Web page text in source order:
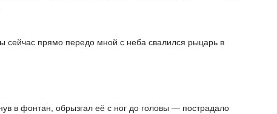
прямо передо мной с неба свалился рыцарь в
в фонтан, обрызгал её с ног до головы — пострадало